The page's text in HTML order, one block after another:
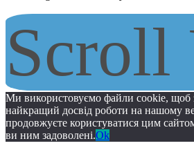
Scroll
Ми використовуємо файли cookie, щоб
найкращий досвід роботи на нашому
продовжуєте користуватися цим
ви ним задоволені.Ok